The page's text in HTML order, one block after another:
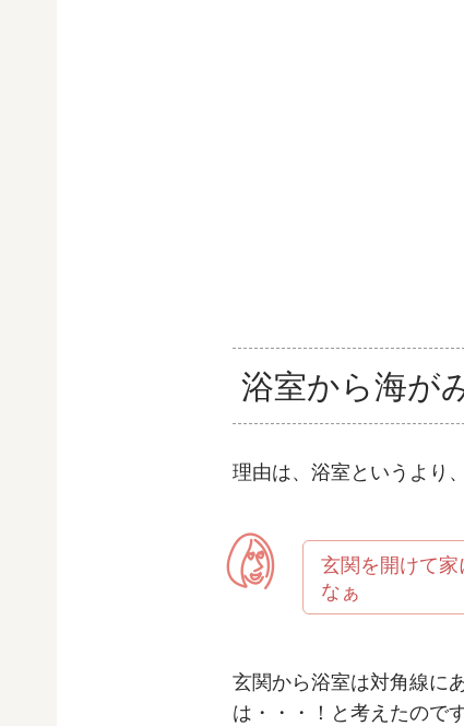
浴室から海が
理由は、浴室というより、
玄関を開けて
なぁ
玄関から浴室は対角線に
は・・・！と考えたのです